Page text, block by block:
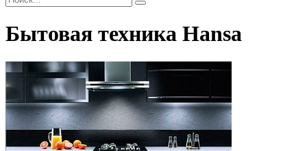
Бытовая техника Hansa